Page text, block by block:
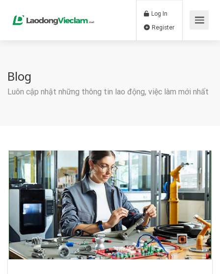
Log In
Blog
Luôn cập nhật những thông tin lao động, việc làm mới nhất